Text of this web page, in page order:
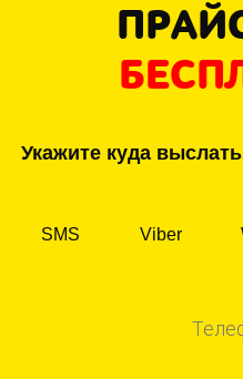
Укажите куда
SMS Viber